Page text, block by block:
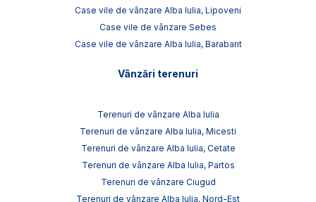
Case vile de vânzare Alba Iulia, Lipoveni
Case vile de vânzare Sebes
Case vile de vânzare Alba Iulia, Barabant
Vânzări terenuri
Terenuri de vânzare Alba Iulia
Terenuri de vânzare Alba Iulia, Micesti
Terenuri de vânzare Alba Iulia, Cetate
Terenuri de vânzare Alba Iulia, Partos
Terenuri de vânzare Ciugud
Terenuri de vânzare Alba Iulia, Nord-Est